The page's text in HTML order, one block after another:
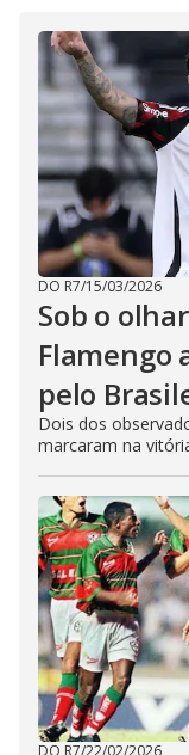
DO R7/15/03/2026
Sob o
Flamengo
pelo
Dois dos
marcaram na